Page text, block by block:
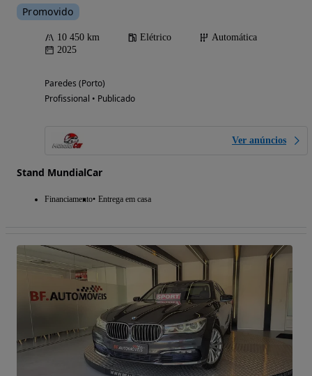
Promovido
10 450 km Elétrico
Automática
2025
Paredes (Porto)
Profissional • Publicado
Ver anúncios
Stand MundialCar
Financiamento Entrega em casa